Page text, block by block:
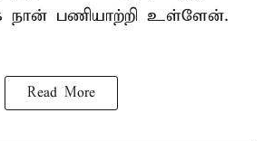
நான் பணியாற்றி உள்ளேன்.
Read More